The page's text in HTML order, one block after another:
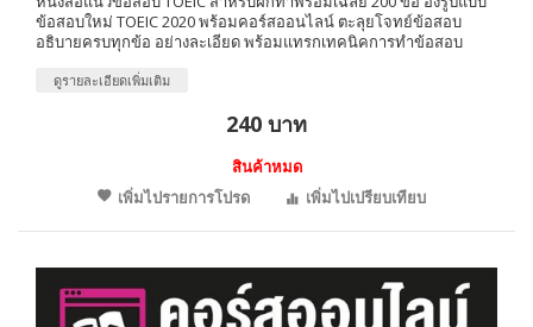
ข้อสอบใหม่ TOEIC 2020 พร้อมคอร์สออนไลน์ ตะลุยโจทย์ข้อสอบ
อธิบายครบทุกข้อ อย่างละเอียด พร้อมแทรกเทคนิคการทำข้อสอบ
ดูรายละเอียดเพิ่มเติม
240 บาท
สินค้าหมด
เพิ่มไปรายการโปรด
เพิ่มไปเปรียบเทียบ